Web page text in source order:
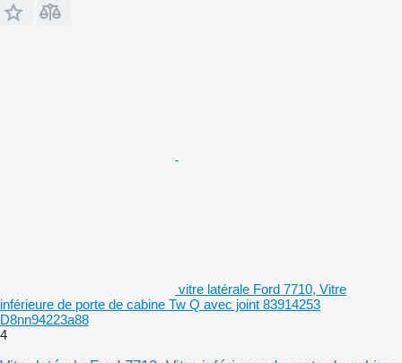
vitre latérale Ford 7710, Vitre
inférieure de porte de cabine Tw Q avec joint 83914253
D8nn94223a88
4